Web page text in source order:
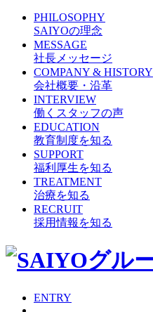
PHILOSOPHY
SAIYOの理念
MESSAGE
社長メッセージ
COMPANY & HISTORY
会社概要・沿革
INTERVIEW
働くスタッフの声
EDUCATION
教育制度を知る
SUPPORT
福利厚生を知る
TREATMENT
治療を知る
RECRUIT
採用情報を知る
ENTRY